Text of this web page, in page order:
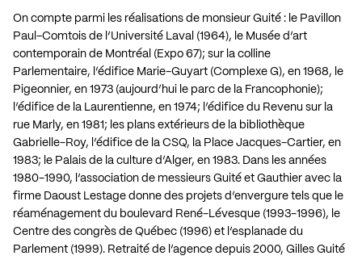
On compte parmi les réalisations de monsieur Guité : le Pavillon
Paul-Comtois de l’Université Laval (1964), le Musée d’art
contemporain de Montréal (Expo 67); sur la colline
Parlementaire, l’édifice Marie-Guyart (Complexe G), en 1968, le
Pigeonnier, en 1973 (aujourd’hui le parc de la Francophonie);
l’édifice de la Laurentienne, en 1974; l’édifice du Revenu sur la
rue Marly, en 1981; les plans extérieurs de la bibliothèque
Gabrielle-Roy, l’édifice de la CSQ, la Place Jacques-Cartier, en
1983; le Palais de la culture d’Alger, en 1983. Dans les années
1980-1990, l’association de messieurs Guité et Gauthier avec la
firme Daoust Lestage donne des projets d’envergure tels que le
réaménagement du boulevard René-Lévesque (1993-1996), le
Centre des congrès de Québec (1996) et l’esplanade du
Parlement (1999). Retraité de l’agence depuis 2000, Gilles Guité